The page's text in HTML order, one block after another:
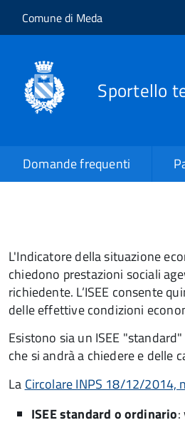
Salta al contenuto
Skip to site navigation
Comune di Meda
Sportello
Domande frequenti
L'Indicatore della situazione
chiedono prestazioni sociali
richiedente. L’ISEE consente
delle effettive condizioni
Esistono sia un ISEE
che si andrà a chiedere e delle
La Circolare INPS 18/12/2014,
ISEE standard o ordinario: